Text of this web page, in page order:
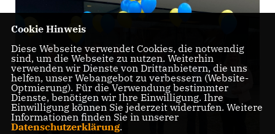
Cookie Hinweis
Diese Webseite verwendet Cookies, die notwendig
sind, um die Webseite zu nutzen. Weiterhin
verwenden wir Dienste von Drittanbietern, die uns
helfen, unser Webangebot zu verbessern (Website-
Optmierung). Für die Verwendung bestimmter
Dienste, benötigen wir Ihre Einwilligung. Ihre
Einwilligung können Sie jederzeit widerrufen. Weitere
Informationen finden Sie in unserer
Datenschutzerklärung.